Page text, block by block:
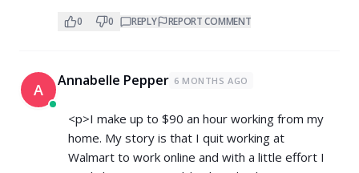
0 0 REPLY REPORT COMMENT
A Annabelle Pepper 6 MONTHS AGO
<p>I make up to $90 an hour working from my
home. My story is that I quit working at
Walmart to work online and with a little effort I